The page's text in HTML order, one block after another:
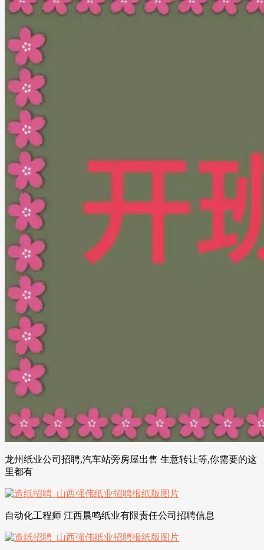
龙州纸业公司招聘,汽车站旁房屋出售 生意转让等,你需要的这
里都有
自动化工程师 江西晨鸣纸业有限责任公司招聘信息